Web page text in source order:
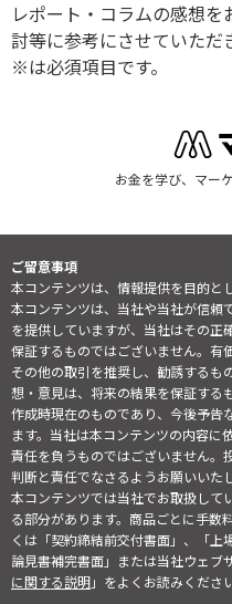
レポート・コラムの感想
討等に参考にさせていただ
※は必須項目です。
お金を学び、マー
ご留意事項
本コンテンツは、情報提供を目的と
本コンテンツは、当社や当社が信頼
を提供していますが、当社はその正
保証するものではございません。有
その他の取引を推奨し、勧誘するも
想・意見は、将来の結果を保証する
作成時現在のものであり、今後予告
ます。当社は本コンテンツの内容に
責任を負うものではございません。
判断と責任でなさるようお願いいたし
本コンテンツでは当社でお取扱して
る部分があります。商品ごとに手数
くは「契約締結前交付書面」、「上
論見書補完書面」または当社ウェブ
に関する説明」をよくお読みください